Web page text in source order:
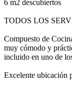
6 m2 descubiertos
TODOS LOS
Compuesto de
muy cómodo y
incluido en uno de
Excelente ubicación